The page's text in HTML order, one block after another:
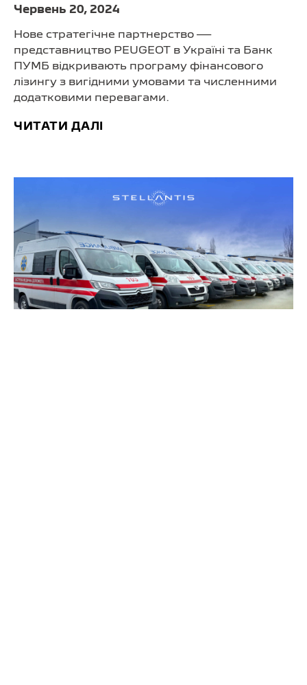
Червень 20, 2024
Нове стратегічне партнерство —
представництво PEUGEOT в Україні та Банк
ПУМБ відкривають програму фінансового
лізингу з вигідними умовами та численними
додатковими перевагами.
ЧИТАТИ ДАЛІ